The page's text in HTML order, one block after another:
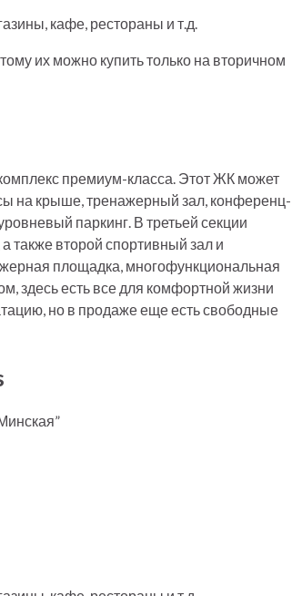
кафе, рестораны и т.д.
их можно купить только на вторичном
премиум-класса. Этот ЖК может
на крыше, тренажерный зал, конференц-
паркинг. В третьей секции
также второй спортивный зал и
площадка, многофункциональная
здесь есть все для комфортной жизни
но в продаже еще есть свободные